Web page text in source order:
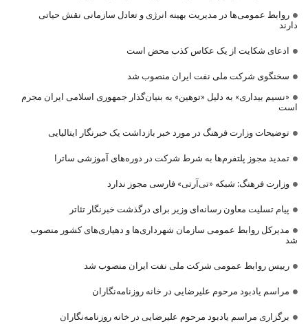
روابط عمومی‌ها در مدیریت بهینه انرژی و تعادل سازمانی نقش حیاتی
دارند
ادعای شکایت از یک عکاس کذب محض است
سخنگوی شرکت ملی نفت ایران منصوب شد
«نسیم بیداری» به دلیل «توهین» به بنیان‌گذار جمهوری اسلامی ایران مجرم
است
توضیحات وزارت فرهنگ در مورد خبر بازداشت یک خبرنگار ایتالیایی
تمدید مجوز پلتفرم‌ها به شرط شرکت در دوره‌های آموزشی ساترا
وزارت فرهنگ: شبکه «تی‌آرتی» فارسی مجوز ندارد
پیام تسلیت معاون رسانه‌ای وزیر برای درگذشت خبرنگار تئاتر
مدیرکل روابط عمومی سازمان شهرداری‌ها و دهیاری‌های کشور منصوب
شد
رییس روابط عمومی شرکت ملی نفت ایران منصوب شد
مراسم یادبود مرحوم علیرضایی در خانه روزنامه‌نگاران
برگزاری مراسم یادبود مرحوم علیرضایی در خانه روزنامه‌نگاران